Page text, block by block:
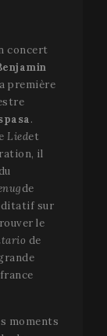
concert
première
.
Liedet
il
de
sur
le
de
moments